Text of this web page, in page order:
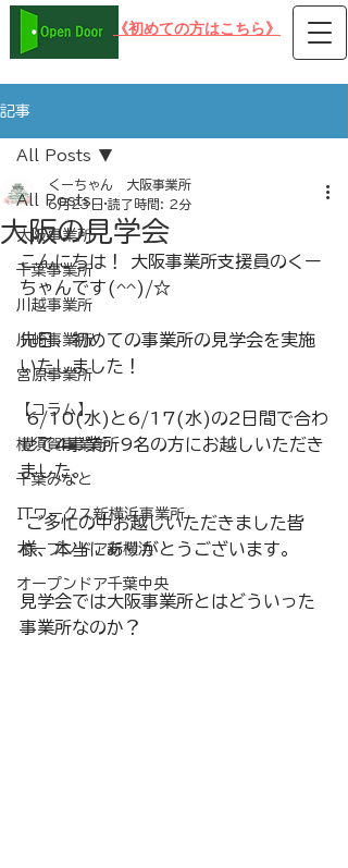
​《初めての方はこちら》
記事
All Posts
大阪事業所
千葉事業所
川越事業所
川崎事業所
宮原事業所
【コラム】
横須賀事業所
千葉みなと
ITワークス新横浜事業所
オープンドア新横浜
オープンドア千葉中央
All Posts
大阪の見学会
くーちゃん 大阪事業所
6月23日 読了時間: 2分
こんにちは！ 大阪事業所支援員のくー
ちゃんです(^^)/☆
先日、初めての事業所の見学会を実施
いたしました！
せて4事業所9名の方にお越しいただき
ました。
ご多忙の中お越しいただきました皆
様、本当にありがとうございます。
見学会では大阪事業所とはどういった
事業所なのか？